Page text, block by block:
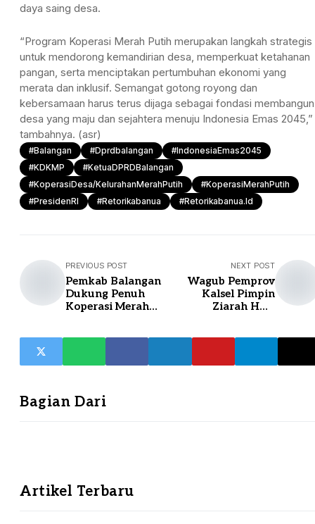
daya saing desa.
“Program Koperasi Merah Putih merupakan langkah strategis
untuk mendorong kemandirian desa, memperkuat ketahanan
pangan, serta menciptakan pertumbuhan ekonomi yang
merata dan inklusif. Semangat gotong royong dan
kebersamaan harus terus dijaga sebagai fondasi membangun
desa yang maju dan sejahtera menuju Indonesia Emas 2045,”
tambahnya. (asr)
#balangan #dprdbalangan
#IndonesiaEmas2045
#KDKMP
#KetuaDPRDBalangan
#KoperasiDesa/KelurahanMerahPutih
#KoperasiMerahPutih
#PresidenRI
#retorikabanua #retorikabanua.id
PREVIOUS POST
Pemkab Balangan
Dukung Penuh
Koperasi Merah
NEXT POST
Wagub Pemprov
Kalsel Pimpin
Ziarah HUT
Bagian Dari
Artikel Terbaru